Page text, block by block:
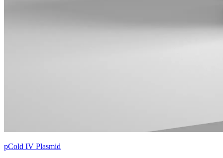
pCold IV Plasmid